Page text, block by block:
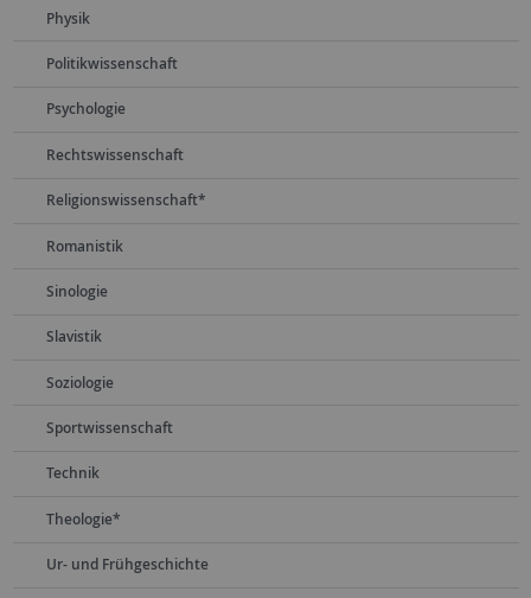
Physik
Politikwissenschaft
Psychologie
Rechtswissenschaft
Religionswissenschaft*
Romanistik
Sinologie
Slavistik
Soziologie
Sportwissenschaft
Technik
Theologie*
Ur- und Frühgeschichte